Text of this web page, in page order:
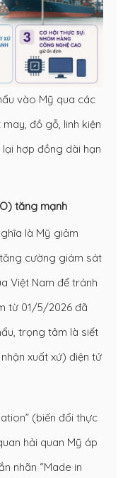
vào Mỹ qua các
đồ gỗ, linh kiện
hợp đồng dài hạn
tăng mạnh
là Mỹ giảm
cường giám sát
Việt Nam để tránh
từ 01/5/2026 đã
trọng tâm là siết
xuất xứ) điện tử
(biến đổi thực
hải quan Mỹ áp
nhãn “Made in